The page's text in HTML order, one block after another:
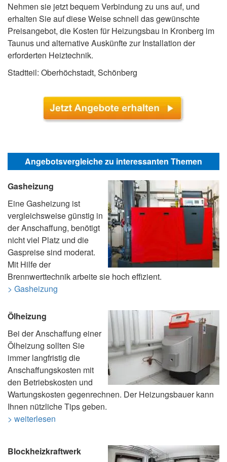
Nehmen sie jetzt bequem Verbindung zu uns auf, und
erhalten Sie auf diese Weise schnell das gewünschte
Preisangebot, die Kosten für Heizungsbau in Kronberg im
Taunus und alternative Auskünfte zur Installation der
erforderten Heiztechnik.
Stadtteil: Oberhöchstadt, Schönberg
Angebotsvergleiche zu interessanten Themen
Gasheizung
Eine Gasheizung ist
vergleichsweise günstig in
der Anschaffung, benötigt
nicht viel Platz und die
Gaspreise sind moderat.
Mit Hilfe der
Brennwerttechnik arbeite sie hoch effizient.
> Gasheizung
Ölheizung
Bei der Anschaffung einer
Ölheizung sollten Sie
immer langfristig die
Anschaffungskosten mit
den Betriebskosten und
Wartungskosten gegenrechnen. Der Heizungsbauer kann
Ihnen nützliche Tips geben.
> weiterlesen
Blockheizkraftwerk